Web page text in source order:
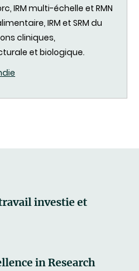
, IRM multi-échelle et RMN
, IRM et SRM du
cliniques,
et biologique.
investie et
in Research